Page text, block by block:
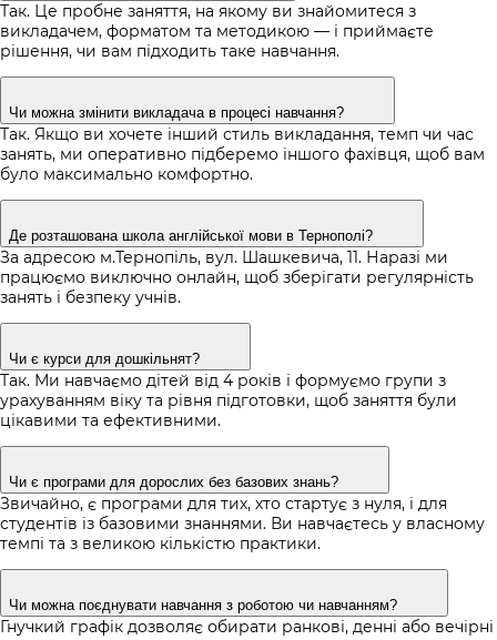
Так. Це пробне заняття, на якому ви знайомитеся з
викладачем, форматом та методикою — і приймаєте
рішення, чи вам підходить таке навчання.
Чи можна змінити викладача в процесі навчання?
Так. Якщо ви хочете інший стиль викладання, темп чи час
занять, ми оперативно підберемо іншого фахівця, щоб вам
було максимально комфортно.
Де розташована школа англійської мови в Тернополі?
За адресою м.Тернопіль, вул. Шашкевича, 11. Наразі ми
працюємо виключно онлайн, щоб зберігати регулярність
занять і безпеку учнів.
Чи є курси для дошкільнят?
Так. Ми навчаємо дітей від 4 років і формуємо групи з
урахуванням віку та рівня підготовки, щоб заняття були
цікавими та ефективними.
Чи є програми для дорослих без базових знань?
Звичайно, є програми для тих, хто стартує з нуля, і для
студентів із базовими знаннями. Ви навчаєтесь у власному
темпі та з великою кількістю практики.
Чи можна поєднувати навчання з роботою чи навчанням?
Гнучкий графік дозволяє обирати ранкові, денні або вечірні